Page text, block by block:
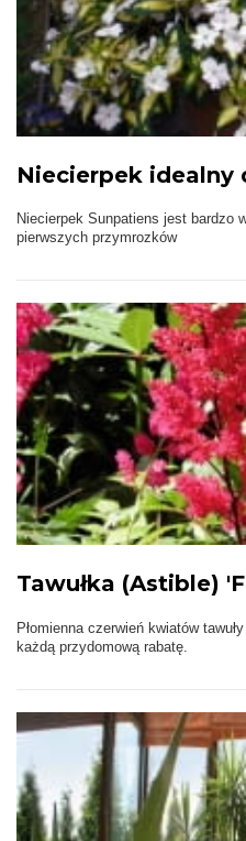
Niecierpek idealny
Niecierpek Sunpatiens jest bardzo
pierwszych przymrozków
Tawułka (Astible)
Płomienna czerwień kwiatów
każdą przydomową rabatę.